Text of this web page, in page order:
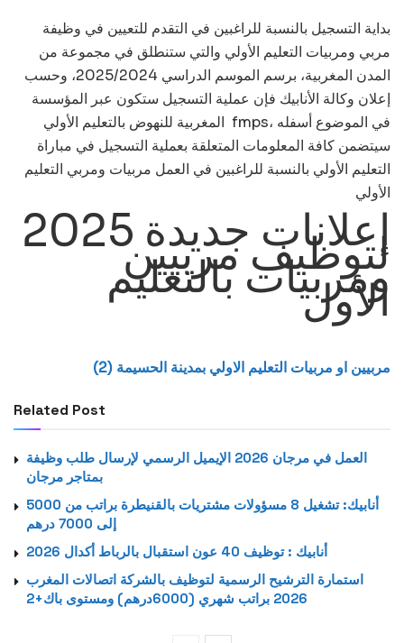
بداية التسجيل بالنسبة للراغبين في التقدم للتعيين في وظيفة
مربي ومربيات التعليم الأولي والتي ستنطلق في مجموعة من
المدن المغربية، برسم الموسم الدراسي 2025/2024، وحسب
إعلان وكالة الأنابيك فإن عملية التسجيل ستكون عبر المؤسسة
المغربية للنهوض بالتعليم الأولي fmps، في الموضوع أسفله
سيتضمن كافة المعلومات المتعلقة بعملية التسجيل في مباراة
التعليم الأولي بالنسبة للراغبين في العمل مربيات ومربي التعليم
الأولي
2025 إعلانات جديدةلتوظيف مربيين
ومربيات بالتعليم
الأول
(2) مربيين او مربيات التعليم الاولي بمدينة الحسيمة
Related Post
العمل في مرجان 2026 الإيميل الرسمي لإرسال طلب وظيفة
بمتاجر مرجان
أنابيك: تشغيل 8 مسؤولات مشتريات بالقنيطرة براتب من 5000
إلى 7000 درهم
أنابيك : توظيف 40 عون استقبال بالرباط أكدال 2026
استمارة الترشيح الرسمية لتوظيف بالشركة اتصالات المغرب
2026 براتب شهري (6000درهم) ومستوى باك+2